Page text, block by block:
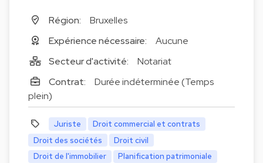
Région:
Bruxelles
Expérience nécessaire:
Aucune
Secteur d'activité:
Notariat
Contrat:
Durée indéterminée (Temps
plein)
Juriste
Droit commercial et contrats
Droit des sociétés
Droit civil
Droit de l'immobilier
Planification patrimoniale